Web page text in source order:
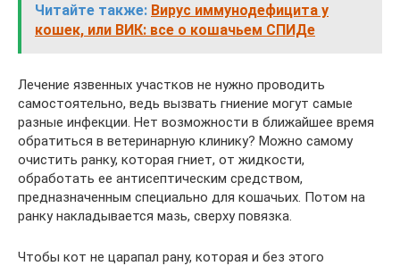
Читайте также: Вирус иммунодефицита у
кошек, или ВИК: все о кошачьем СПИДе
Лечение язвенных участков не нужно проводить
самостоятельно, ведь вызвать гниение могут самые
разные инфекции. Нет возможности в ближайшее время
обратиться в ветеринарную клинику? Можно самому
очистить ранку, которая гниет, от жидкости,
обработать ее антисептическим средством,
предназначенным специально для кошачьих. Потом на
ранку накладывается мазь, сверху повязка.
Чтобы кот не царапал рану, которая и без этого